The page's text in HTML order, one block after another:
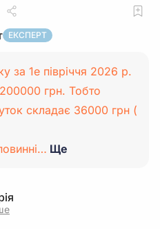
ЕКСПЕРТ
за 1е півріччя 2026 р.
грн. Тобто
складає 36000 грн (
Ще